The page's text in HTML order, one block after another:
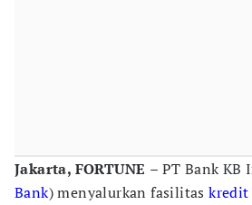
Jakarta, FORTUNE – PT Bank KB
Bank) menyalurkan fasilitaskredit